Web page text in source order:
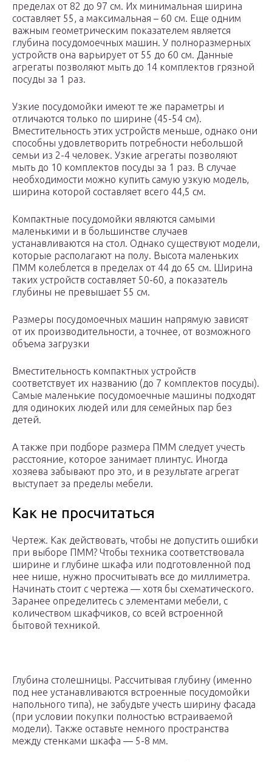
пределах от 82 до 97 см. Их минимальная ширина
составляет 55, а максимальная – 60 см. Еще одним
важным геометрическим показателем является
глубина посудомоечных машин. У полноразмерных
устройств она варьирует от 55 до 60 см. Данные
агрегаты позволяют мыть до 14 комплектов грязной
посуды за 1 раз.
Узкие посудомойки имеют те же параметры и
отличаются только по ширине (45-54 см).
Вместительность этих устройств меньше, однако они
способны удовлетворить потребности небольшой
семьи из 2-4 человек. Узкие агрегаты позволяют
мыть до 10 комплектов посуды за 1 раз. В случае
необходимости можно купить самую узкую модель,
ширина которой составляет всего 44,5 см.
Компактные посудомойки являются самыми
маленькими и в большинстве случаев
устанавливаются на стол. Однако существуют модели,
которые располагают на полу. Высота маленьких
ПММ колеблется в пределах от 44 до 65 см. Ширина
таких устройств составляет 50-60, а показатель
глубины не превышает 55 см.
Размеры посудомоечных машин напрямую зависят
от их производительности, а точнее, от возможного
объема загрузки
Вместительность компактных устройств
соответствует их названию (до 7 комплектов посуды).
Самые маленькие посудомоечные машины подходят
для одиноких людей или для семейных пар без
детей.
А также при подборе размера ПММ следует учесть
расстояние, которое занимает плинтус. Иногда
хозяева забывают про это, и в результате агрегат
выступает за пределы мебели.
Как не просчитаться
Чертеж. Как действовать, чтобы не допустить ошибки
при выборе ПММ? Чтобы техника соответствовала
ширине и глубине шкафа или подготовленной под
нее нише, нужно просчитывать все до миллиметра.
Начинать стоит с чертежа — хотя бы схематического.
Заранее определитесь с элементами мебели, с
количеством шкафчиков, со всей встроенной
бытовой техникой.
Глубина столешницы. Рассчитывая глубину (именно
под нее устанавливаются встроенные посудомойки
напольного типа), не забудьте учесть ширину фасада
(при условии покупки полностью встраиваемой
модели). Также оставьте немного пространства
между стенками шкафа — 5-8 мм.